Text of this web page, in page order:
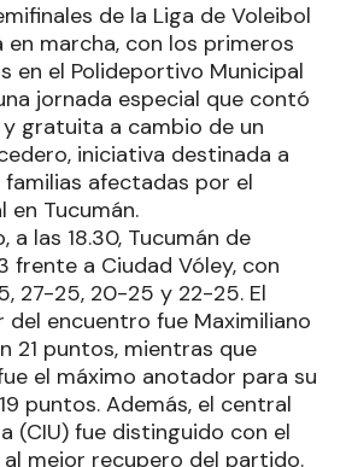
de la Liga de Voleibol
marcha, con los primeros
en el Polideportivo Municipal
jornada especial que contó
gratuita a cambio de un
iniciativa destinada a
afectadas por el
Tucumán.
a las 18.30, Tucumán de
frente a Ciudad Vóley, con
27-25, 20-25 y 22-25. El
encuentro fue Maximiliano
21 puntos, mientras que
el máximo anotador para su
puntos. Además, el central
(CIU) fue distinguido con el
al mejor recupero del partido.